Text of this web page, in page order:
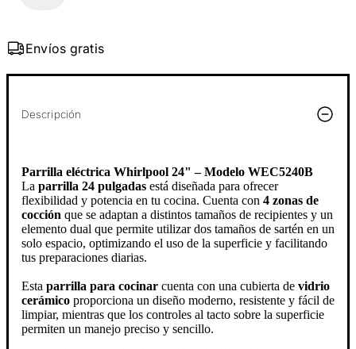
Envíos gratis
Descripción
Parrilla eléctrica Whirlpool 24" – Modelo WEC5240B
La parrilla 24 pulgadas está diseñada para ofrecer
flexibilidad y potencia en tu cocina. Cuenta con 4 zonas de
cocción que se adaptan a distintos tamaños de recipientes y un
elemento dual que permite utilizar dos tamaños de sartén en un
solo espacio, optimizando el uso de la superficie y facilitando
tus preparaciones diarias.
Esta parrilla para cocinar cuenta con una cubierta de vidrio
cerámico proporciona un diseño moderno, resistente y fácil de
limpiar, mientras que los controles al tacto sobre la superficie
permiten un manejo preciso y sencillo.